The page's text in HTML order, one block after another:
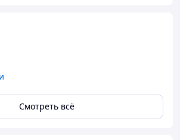
Смотреть всё